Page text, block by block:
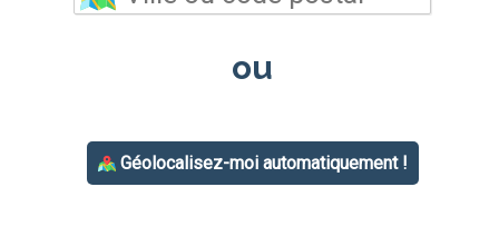
ou
Géolocalisez-moi automatiquement !